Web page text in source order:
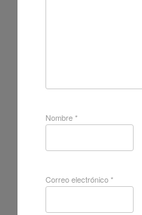
Nombre*
Correo electrónico*